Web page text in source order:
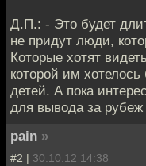
Д.П.: - Это будет
не придут люди,
Которые хотят
которой им
детей. А пока
для вывода за рубеж
pain »
#2 | 30.10.12 14:38